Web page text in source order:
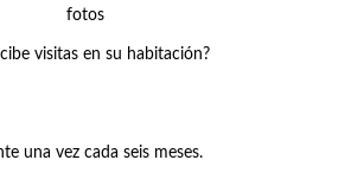
visitas en su habitación?
una vez cada seis meses.